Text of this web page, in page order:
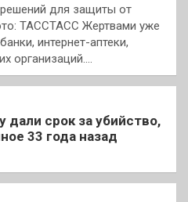
для защиты от
ТАССТАСС Жертвами уже
интернет-аптеки,
организаций.…
дали срок за убийство,
33 года назад